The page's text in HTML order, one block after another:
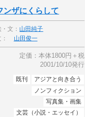
ンザにくらして
・文： 山田純子
山田俊一
定価：本体1800円＋税
2001/10/10発行
既刊
アジアと向き合う
ノンフィクション
写真集・画集
文芸（小説・エッセイ）